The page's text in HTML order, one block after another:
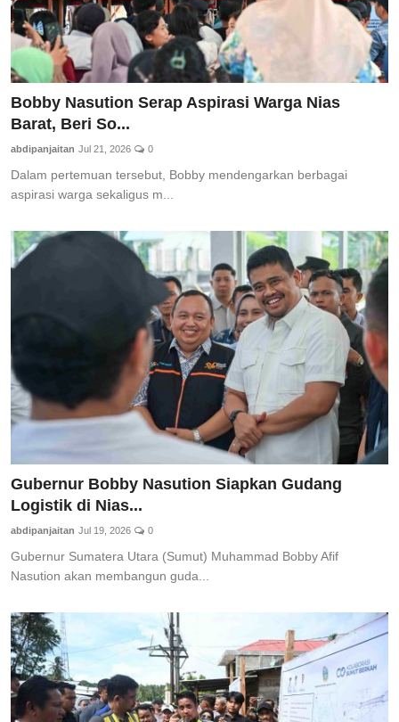
Bobby Nasution Serap Aspirasi Warga Nias
Barat, Beri So...
abdipanjaitan Jul 21, 2026 0
Dalam pertemuan tersebut, Bobby mendengarkan berbagai
aspirasi warga sekaligus m...
Gubernur Bobby Nasution Siapkan Gudang
Logistik di Nias...
abdipanjaitan Jul 19, 2026 0
Gubernur Sumatera Utara (Sumut) Muhammad Bobby Afif
Nasution akan membangun guda...